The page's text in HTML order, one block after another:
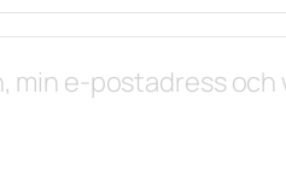
min e-postadress